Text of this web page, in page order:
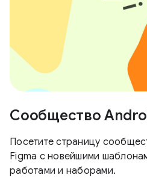
Сообщество
Посетите страницу
Figma с новейшими
работами и наборами.